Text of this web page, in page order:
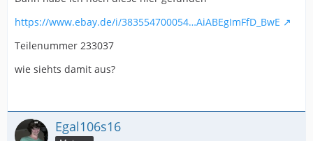
https://www.ebay.de/i/383554700054…AiABEgImFfD_BwE
Teilenummer 233037
wie siehts damit aus?
Egal106s16